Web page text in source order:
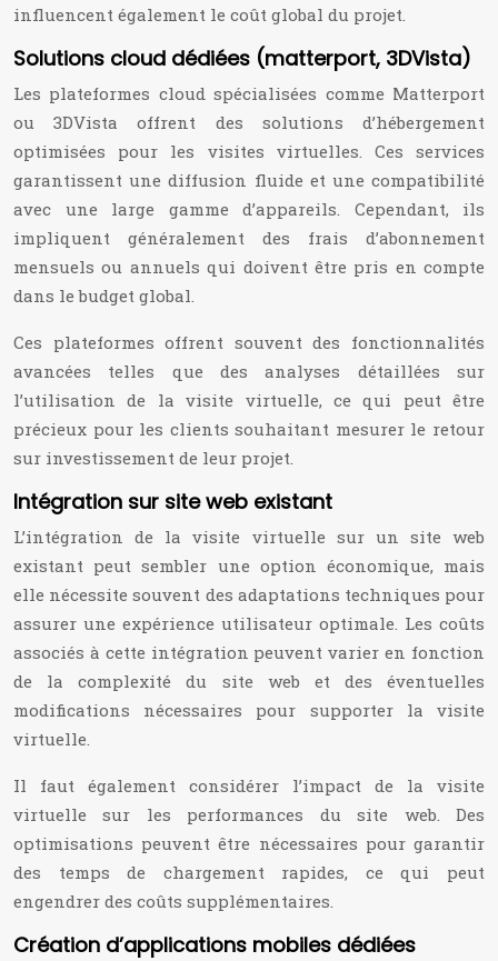
influencent également le coût global du projet.
Solutions cloud dédiées (matterport, 3DVista)
Les plateformes cloud spécialisées comme Matterport
ou 3DVista offrent des solutions d’hébergement
optimisées pour les visites virtuelles. Ces services
garantissent une diffusion fluide et une compatibilité
avec une large gamme d’appareils. Cependant, ils
impliquent généralement des frais d’abonnement
mensuels ou annuels qui doivent être pris en compte
dans le budget global.
Ces plateformes offrent souvent des fonctionnalités
avancées telles que des analyses détaillées sur
l’utilisation de la visite virtuelle, ce qui peut être
précieux pour les clients souhaitant mesurer le retour
sur investissement de leur projet.
Intégration sur site web existant
L’intégration de la visite virtuelle sur un site web
existant peut sembler une option économique, mais
elle nécessite souvent des adaptations techniques pour
assurer une expérience utilisateur optimale. Les coûts
associés à cette intégration peuvent varier en fonction
de la complexité du site web et des éventuelles
modifications nécessaires pour supporter la visite
virtuelle.
Il faut également considérer l’impact de la visite
virtuelle sur les performances du site web. Des
optimisations peuvent être nécessaires pour garantir
des temps de chargement rapides, ce qui peut
engendrer des coûts supplémentaires.
Création d’applications mobiles dédiées